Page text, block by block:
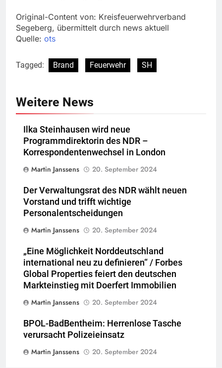
Original-Content von: Kreisfeuerwehrverband
Segeberg, übermittelt durch news aktuell
Quelle: ots
Tagged: Brand Feuerwehr SH
Weitere News
Ilka Steinhausen wird neue
Programmdirektorin des NDR –
Korrespondentenwechsel in London
Martin Janssens
20. September 2024
Der Verwaltungsrat des NDR wählt neuen
Vorstand und trifft wichtige
Personalentscheidungen
Martin Janssens
20. September 2024
„Eine Möglichkeit Norddeutschland
international neu zu definieren“ / Forbes
Global Properties feiert den deutschen
Markteinstieg mit Doerfert Immobilien
Martin Janssens
20. September 2024
BPOL-BadBentheim: Herrenlose Tasche
verursacht Polizeieinsatz
Martin Janssens
20. September 2024